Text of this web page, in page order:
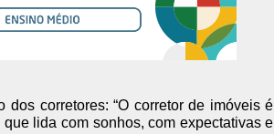
corretores: “O corretor de imóveis é
lida com sonhos, com expectativas e